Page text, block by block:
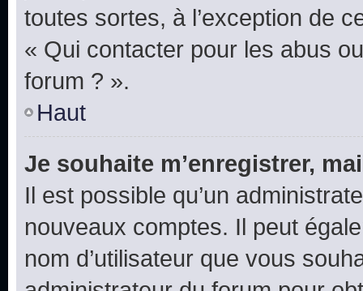
toutes sortes, à l’exception de
« Qui contacter pour les abus
forum ? ».
Haut
Je souhaite m’enregistrer,
Il est possible qu’un
nouveaux comptes. Il peut
nom d’utilisateur que vous